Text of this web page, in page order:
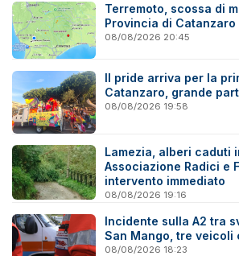
Terremoto, scossa di
Provincia di Catanzaro
08/08/2026 20:45
Il pride arriva per la
Catanzaro, grande
08/08/2026 19:58
Lamezia, alberi caduti
Associazione Radici e
intervento immediato
08/08/2026 19:16
Incidente sulla A2 tra
San Mango, tre veicoli
08/08/2026 18:23